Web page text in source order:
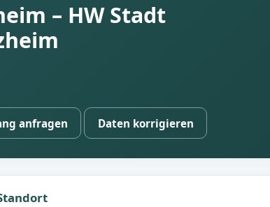
– HW Stadt
anfragen Daten korrigieren